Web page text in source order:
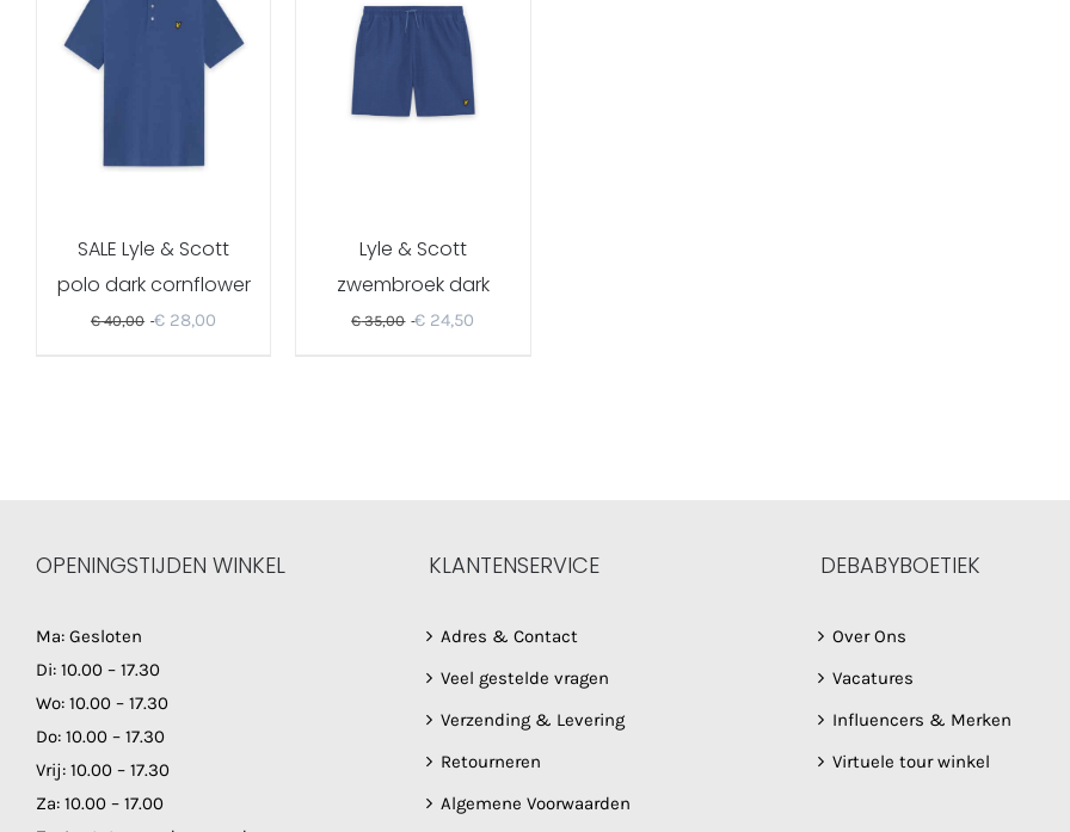
SALE Lyle & Scott
polo dark cornflower
€40,00 € 28,00
Lyle & Scott
zwembroek dark
cornflower
€35,00 € 24,50
OPENINGSTIJDEN WINKEL
Ma: Gesloten
Di: 10.00 – 17.30
Wo: 10.00 – 17.30
Do: 10.00 – 17.30
Vrij: 10.00 – 17.30
Za: 10.00 – 17.00
KLANTENSERVICE
Adres & Contact
Veel gestelde vragen
Verzending & Levering
Retourneren
Algemene Voorwaarden
DEBABYBOETIEK
Over Ons
Vacatures
Influencers & Merken
Virtuele tour winkel